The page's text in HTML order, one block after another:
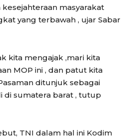
masyarakat
yang terbawah , ujar Sabar
kita mengajak ,mari kita
MOP ini , dan patut kita
ditunjuk sebagai
di sumatera barat , tutup
TNI dalam hal ini Kodim